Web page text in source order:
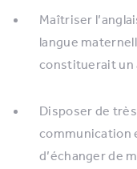
Maîtriser
langue
constituerait un
Disposer de
communication
d’échanger de